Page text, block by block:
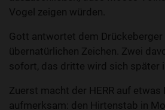
Vogel zeigen würden.
Gott antwortet dem Drückeberger
übernatürlichen Zeichen. Zwei
sofort, das dritte wird sich später
Zuerst macht der HERR auf etwas
aufmerksam: den Hirtenstab in